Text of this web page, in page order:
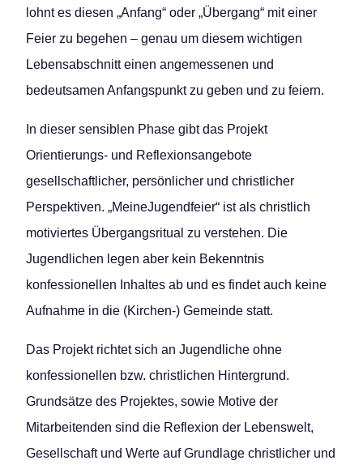
lohnt es diesen „Anfang“ oder „Übergang“ mit einer
Feier zu begehen – genau um diesem wichtigen
Lebensabschnitt einen angemessenen und
bedeutsamen Anfangspunkt zu geben und zu feiern.
In dieser sensiblen Phase gibt das Projekt
Orientierungs- und Reflexionsangebote
gesellschaftlicher, persönlicher und christlicher
Perspektiven. „MeineJugendfeier“ ist als christlich
motiviertes Übergangsritual zu verstehen. Die
Jugendlichen legen aber kein Bekenntnis
konfessionellen Inhaltes ab und es findet auch keine
Aufnahme in die (Kirchen-) Gemeinde statt.
Das Projekt richtet sich an Jugendliche ohne
konfessionellen bzw. christlichen Hintergrund.
Grundsätze des Projektes, sowie Motive der
Mitarbeitenden sind die Reflexion der Lebenswelt,
Gesellschaft und Werte auf Grundlage christlicher und